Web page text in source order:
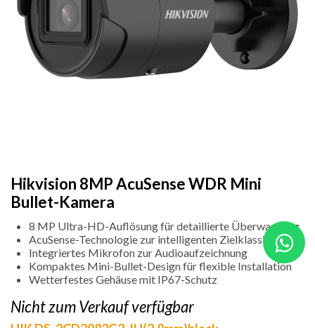
Hikvision 8MP AcuSense WDR Mini
Bullet-Kamera
8 MP Ultra-HD-Auflösung für detaillierte Überwachung
AcuSense-Technologie zur intelligenten Zielklassifikation
Integriertes Mikrofon zur Audioaufzeichnung
Kompaktes Mini-Bullet-Design für flexible Installation
Wetterfestes Gehäuse mit IP67-Schutz
Nicht zum Verkauf verfügbar